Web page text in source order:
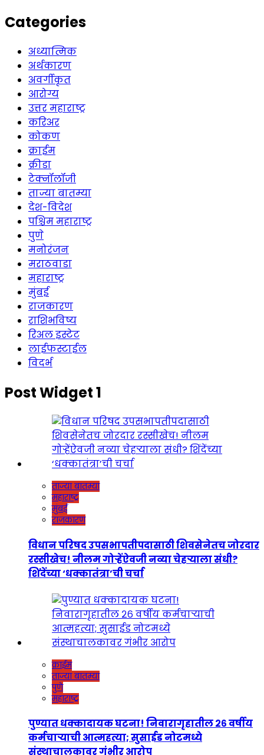
Categories
अध्यात्मिक
अर्थकारण
अवर्गीकृत
आरोग्य
उत्तर महाराष्ट्र
करिअर
कोकण
क्राईम
क्रीडा
टेक्नॉलॉजी
ताज्या बातम्या
देश-विदेश
पश्चिम महाराष्ट्र
पुणे
मनोरंजन
मराठवाडा
महाराष्ट्र
मुंबई
राजकारण
राशिभविष्य
रिअल इस्टेट
लाईफस्टाईल
विदर्भ
Post Widget 1
ताज्या बातम्या
महाराष्ट्र
मुंबई
राजकारण
विधान परिषद उपसभापतीपदासाठी शिवसेनेतच जोरदार
रस्सीखेच! नीलम गोऱ्हेंऐवजी नव्या चेहऱ्याला संधी?
शिंदेंच्या ‘धक्कातंत्रा’ची चर्चा
क्राईम
ताज्या बातम्या
पुणे
महाराष्ट्र
पुण्यात धक्कादायक घटना! निवारागृहातील २६ वर्षीय
कर्मचाऱ्याची आत्महत्या; सुसाईड नोटमध्ये
संस्थाचालकावर गंभीर आरोप